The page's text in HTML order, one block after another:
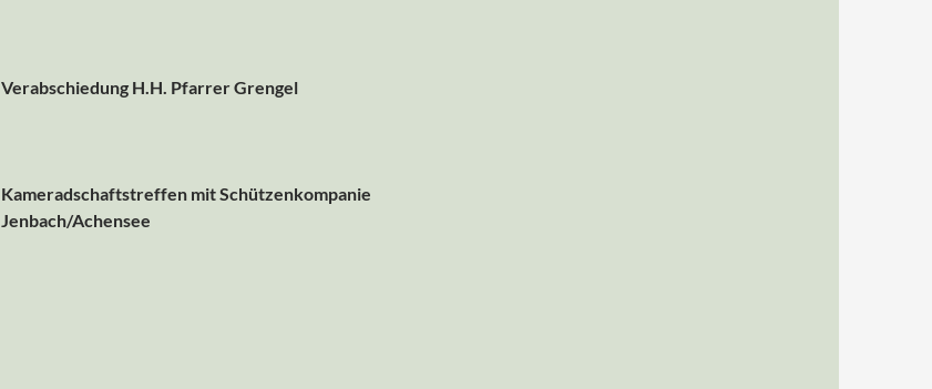
Verabschiedung H.H. Pfarrer Grengel
Kameradschaftstreffen mit Schützenkompanie
Jenbach/Achensee